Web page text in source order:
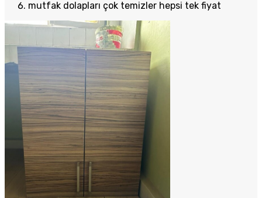
mutfak dolapları çok temizler hepsi tek fiyat